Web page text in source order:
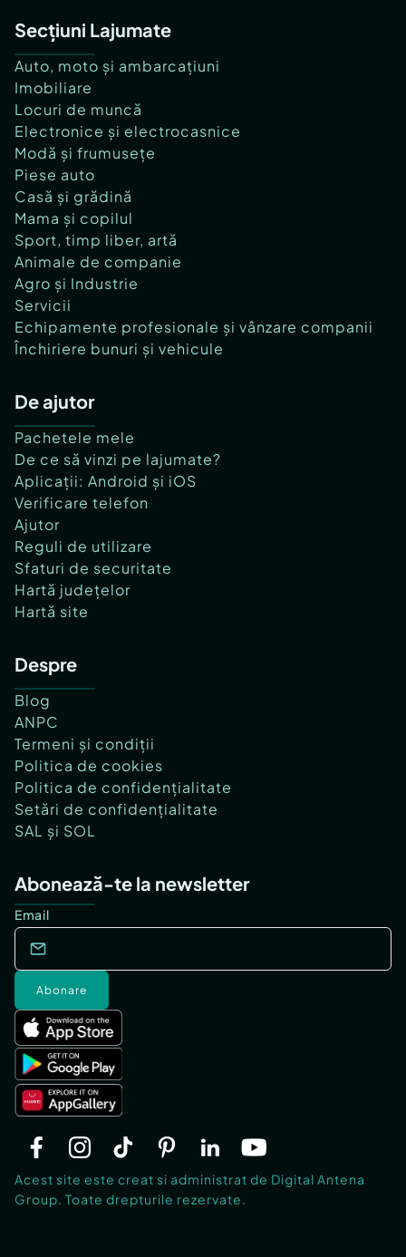
Secțiuni Lajumate
Auto, moto și ambarcațiuni
Imobiliare
Locuri de muncă
Electronice și electrocasnice
Modă și frumusețe
Piese auto
Casă și grădină
Mama și copilul
Sport, timp liber, artă
Animale de companie
Agro și Industrie
Servicii
Echipamente profesionale și vânzare companii
Închiriere bunuri și vehicule
De ajutor
Pachetele mele
De ce să vinzi pe lajumate?
Aplicații: Android și iOS
Verificare telefon
Ajutor
Reguli de utilizare
Sfaturi de securitate
Hartă județelor
Hartă site
Despre
Blog
ANPC
Termeni și condiții
Politica de cookies
Politica de confidențialitate
Setări de confidențialitate
SAL și SOL
Abonează-te la newsletter
Email
Abonare
Acest site este creat si administrat de Digital Antena
Group. Toate drepturile rezervate.